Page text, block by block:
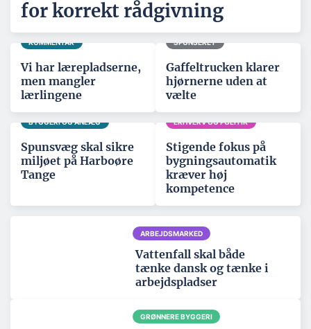
for korrekt rådgivning
KOMMENTAR
Vi har lærepladserne,
men mangler
lærlingene
SPONSERET
Gaffeltrucken klarer
hjørnerne uden at
vælte
BYGGERI OG ANLÆG
Spunsvæg skal sikre
miljøet på Harboøre
Tange
ERHVERV OG POLITIK
Stigende fokus på
bygningsautomatik
kræver høj
kompetence
ARBEJDSMARKED
Vattenfall skal både
tænke dansk og tænke i
arbejdspladser
GRØNNERE BYGGERI